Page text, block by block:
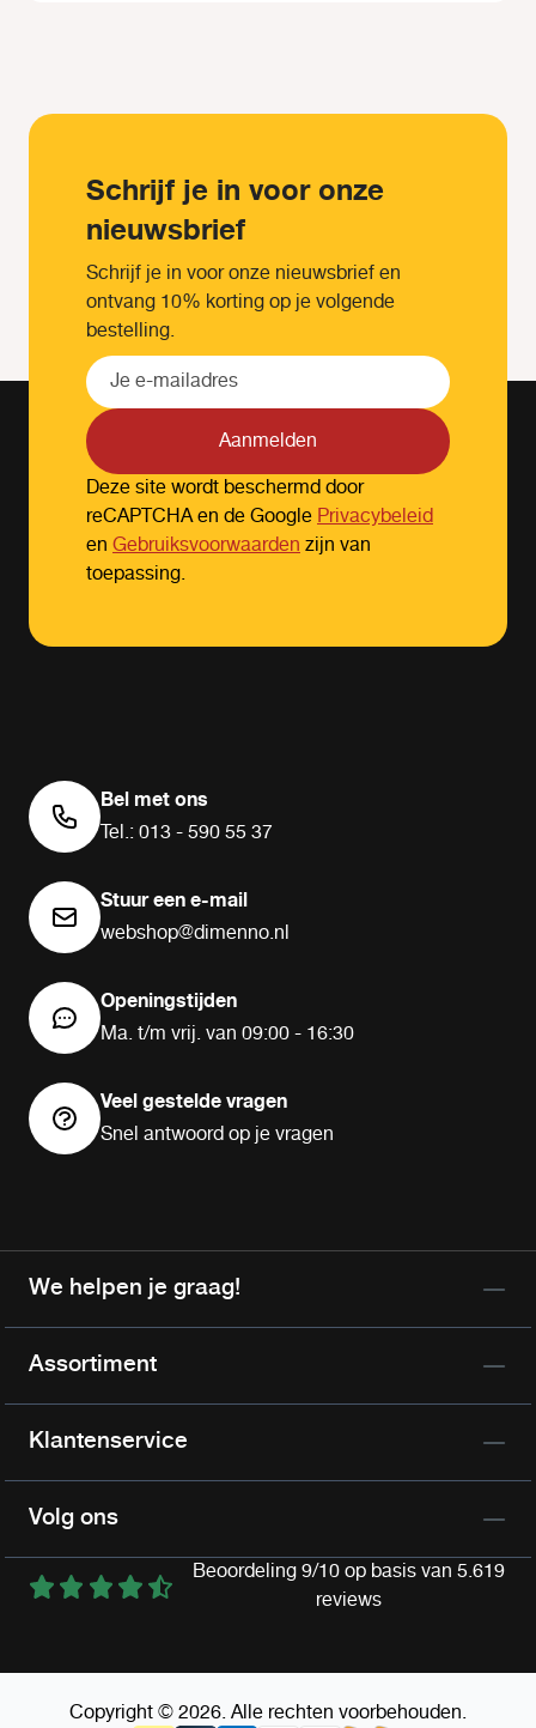
Schrijf je in voor onze
nieuwsbrief
Schrijf je in voor onze nieuwsbrief en
ontvang 10% korting op je volgende
bestelling.
Aanmelden
Deze site wordt beschermd door
reCAPTCHA en de GooglePrivacybeleid
en Gebruiksvoorwaardenzijn van
toepassing.
Bel met ons
Tel.: 013 - 590 55 37
Stuur een e-mail
webshop@dimenno.nl
Openingstijden
Ma. t/m vrij. van 09:00 - 16:30
Veel gestelde vragen
Snel antwoord op je vragen
We helpen je graag!
Assortiment
Klantenservice
Volg ons
Beoordeling 9/10 op basis van 5.619
reviews
Copyright © 2026. Alle rechten voorbehouden.